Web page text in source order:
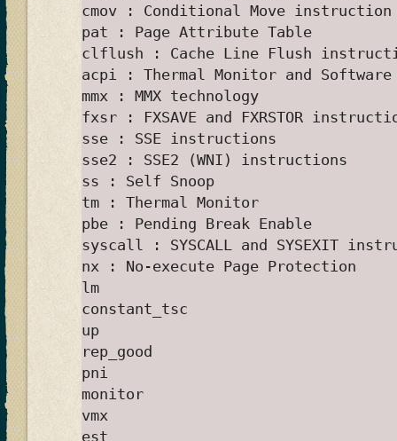
cmov : Conditional Move instruction
pat : Page Attribute Table
clflush : Cache Line Flush
acpi : Thermal Monitor and
mmx : MMX technology
fxsr : FXSAVE and FXRSTOR
sse : SSE instructions
sse2 : SSE2 (WNI) instructions
ss : Self Snoop
tm : Thermal Monitor
pbe : Pending Break Enable
syscall : SYSCALL and SYSEXIT
nx : No-execute Page Protection
lm
constant_tsc
up
rep_good
pni
monitor
vmx
est